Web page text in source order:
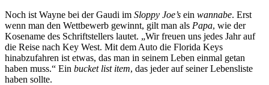
Noch ist Wayne bei der Gaudi im Sloppy Joe’s ein wannabe. Erst
wenn man den Wettbewerb gewinnt, gilt man als Papa, wie der
Kosename des Schriftstellers lautet. „Wir freuen uns jedes Jahr auf
die Reise nach Key West. Mit dem Auto die Florida Keys
hinabzufahren ist etwas, das man in seinem Leben einmal getan
haben muss.“ Ein bucket list item, das jeder auf seiner Lebensliste
haben sollte.